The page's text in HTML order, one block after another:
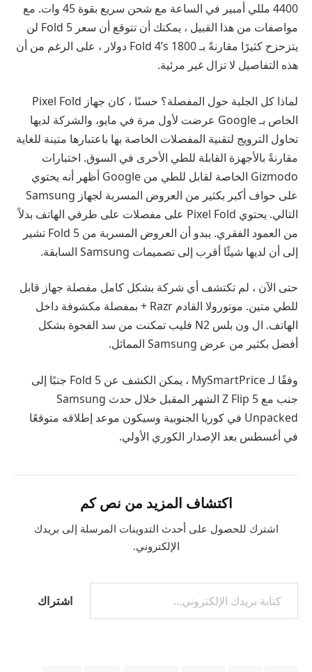
4400 مللي أمبير في الساعة مع شحن سريع بقوة 45 وات. مع
مواصفات من هذا القبيل ، يمكنك أن تتوقع أن سعر Fold 5 لن
يتزحزح كثيرًا مقارنةً بـ Fold 4’s 1800 دولار ، على الرغم من أن
هذه التفاصيل لا تزال غير مرئية.
لماذا كل الجلبة حول المفصلة؟ حسنًا ، كان جهاز Pixel Fold
الخاص بـ Google
عرضت لأول مرة في مايو، والشركة لديها
تحاول الترويج لتقنية المفصلات الخاصة بها باعتبارها متينة للغاية
مقارنةً بالأجهزة القابلة للطي الأخرى في السوق. اختبارات
Gizmodo الخاصة لقابل للطي من Google
أظهر أنه يحتوي
على حواف أكبر بكثير من العروض المسربة لجهاز Samsung
التالي. يحتوي Pixel Fold على مفصلات على طرفي الهاتف بدلاً
من العمود الفقري. يبدو أن العروض المسربة من Fold 5 تشير
إلى أن لديها شيئًا أقرب إلى تصميمات Samsung السابقة.
حتى الآن ، لم تكتشف أي شركة بشكل كامل مفصلة جهاز قابل
للطي متين. موتورولا القادم Razr + بمفصلة مكشوفة
داخل
الهاتف. ال ون بلس N2 فليب
تمكنت من سد الفجوة بشكل
أفضل بكثير من عرض Samsung المماثل.
وفقًا لـ MySmartPrice ، يمكن الكشف عن Fold 5 جنبًا إلى
جنب مع Z Flip 5 الشهر المقبل خلال حدث Samsung
Unpacked في كوريا الجنوبية وسيكون موعد إطلاقه متوقعًا
في أغسطس بعد الإصدار الكوري الأولي.
اكتشاف المزيد من نص كم
اشترك للحصول على أحدث التدوينات المرسلة إلى بريدك
الإلكتروني.
اشتراك